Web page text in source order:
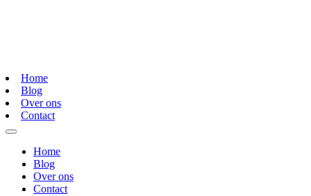
Home
Blog
Over ons
Contact
Home
Blog
Over ons
Contact